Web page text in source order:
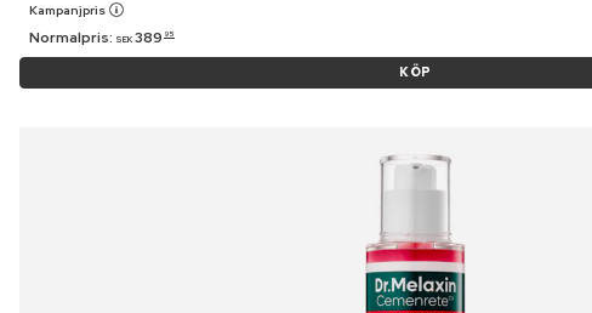
Kampanjpris
Normalpris: SEK 389 95
KÖP